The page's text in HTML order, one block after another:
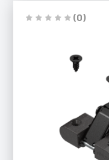
(0)